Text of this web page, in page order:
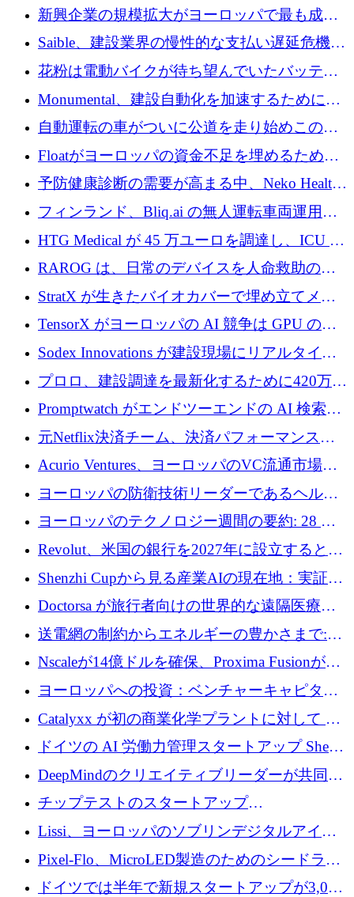
後、アムステルダムに根を張る
新興企業の規模拡大がヨーロッパで最も成功
した創業者を生み出す、アントラー氏が発見
Saible、建設業界の慢性的な支払い遅延危機に
対処するために 290 万ポンドを調達
花粉は電動バイクが待ち望んでいたバッテリ
ー交換ネットワークを構築している
Monumental、建設自動化を加速するためにシ
リーズ B で 3,200 万ドルを確保
自動運転の車がついに公道を走り始めこの国
が世界をリードしようとしている
Floatがヨーロッパの資金不足を埋めるために
シリーズAで450万ユーロを調達
予防健康診断の需要が高まる中、Neko Health
が 7 億ドルを調達
フィンランド、Bliq.ai の無人運転車両運用を
認可
HTG Medical が 45 万ユーロを調達し、ICU の
尿モニタリングを自動化するための MDR 認
証を獲得
RAROG は、日常のデバイスを人命救助の救
助ビーコンに変えるために 16 万 2,000 ユーロ
StratX が生きたバイオカバーで埋め立てメタ
ン対策に 119 万ドルを調達
TensorX がヨーロッパの AI 競争は GPU の所
有者によって決まると考える理由
Sodex Innovations が建設現場にリアルタイム
のインテリジェンスをもたらすために 400 万
ユーロを確保
プロロ、建設調達を最新化するために420万ポ
ンドを調達
Promptwatch がエンドツーエンドの AI 検索最
適化プラットフォームを拡張するために 600
万ユーロを調達
元Netflix決済チーム、決済パフォーマンスプ
ラットフォームNopanのためにこれまでに720
万ユーロを調達
Acurio Ventures、ヨーロッパのVC流通市場の
流動性を解放するために1億1,500万ユーロの
ファンドを立ち上げる
ヨーロッパの防衛技術リーダーであるヘルシ
ングは、180億ドルの評価額で18億ドルのシリ
ヨーロッパのテクノロジー週間の要約: 28 億
ユーロを超える 70 以上のテクノロジー資金調
Revolut、米国の銀行を2027年に設立すると米
国の社長が語る
Shenzhi Cupから見る産業AIの現在地：実証と
産業実装への道筋
Doctorsa が旅行者向けの世界的な遠隔医療プ
ラットフォームを拡大するために 100 万ユー
ロを調達
送電網の制約からエネルギーの豊かさまで:
Envision の Gobi X がヨーロッパの AI の未来
Nscaleが14億ドルを確保、Proxima Fusionが4
億1,100万ユーロを獲得、Invest EuropeはVCの
ヨーロッパへの投資：ベンチャーキャピタル
が過去2番目に高い水準に到達
Catalyxx が初の商業化学プラントに対して EU
から 2,000 万ユーロ以上の支援を獲得
ドイツの AI 労働力管理スタートアップ Sherpa
がプレシードで 220 万ドルを調達
DeepMindのクリエイティブリーダーが共同設
立したAIライティングのスタートアップが
1,300万ドルのシード投資を調達
チップテストのスタートアップ
QuantumDiamondsが株式資金で1,500万ユーロ
を調達
Lissi、ヨーロッパのソブリンデジタルアイデ
ンティティの未来を推進するために350万ユー
ロを調達
Pixel-Flo、MicroLED製造のためのシードラウ
ンドで525万ポンドを獲得
ドイツでは半年で新規スタートアップが3,000